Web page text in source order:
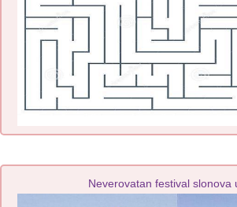
Neverovatan festival slonova